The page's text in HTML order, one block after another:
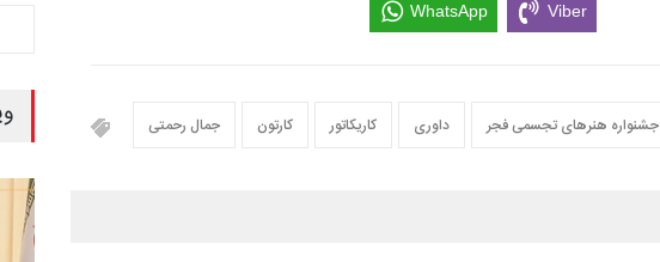
WhatsApp Viber
جمال رحمتی کارتون کاریکاتور داوری جشنواره هنرهای تجسمی فجر